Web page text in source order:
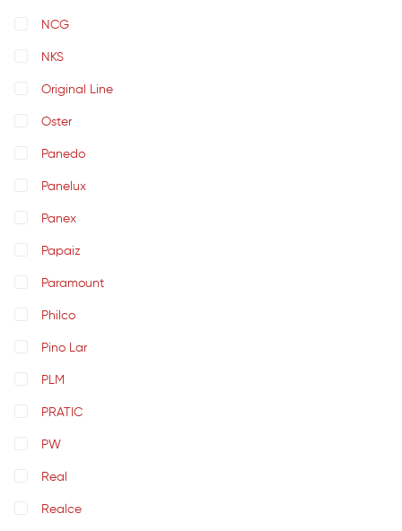
NCG
NKS
Original Line
Oster
Panedo
Panelux
Panex
Papaiz
Paramount
Philco
Pino Lar
PLM
PRATIC
PW
Real
Realce